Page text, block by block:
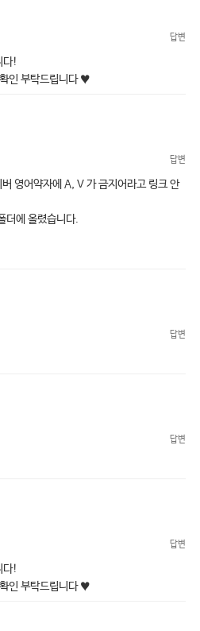
답변
다!
인 부탁드립니다 ♥
답변
영어약자에 A, V 가 금지어라고 링크 안
더에 올렸습니다.
답변
답변
답변
다!
인 부탁드립니다 ♥